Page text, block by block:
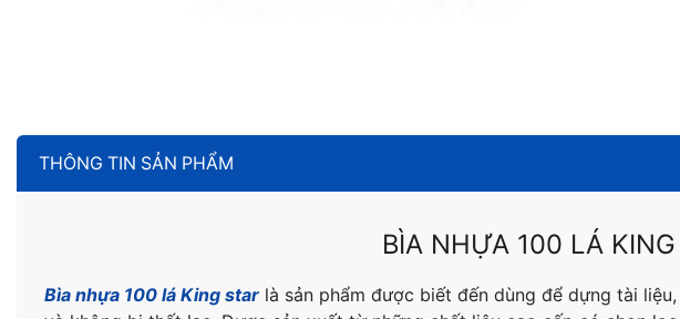
THÔNG TIN SẢN PHẨM
BÌA NHỰA 100 LÁ KING
Bìa nhựa 100 lá King starlà sản phẩm được biết đến dùng để dựng tài